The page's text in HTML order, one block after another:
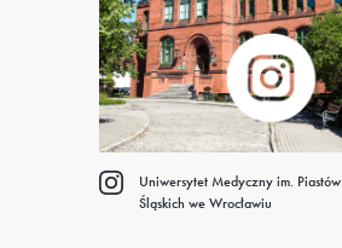
Uniwersytet Medyczny im. Piastów
Śląskich we Wrocławiu